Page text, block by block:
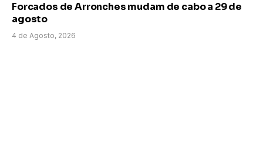
Forcados de Arronches mudam de cabo a 29 de
agosto
4 de Agosto, 2026